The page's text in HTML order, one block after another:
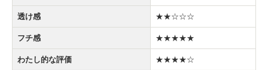
透け感 ★★☆☆☆
フチ感 ★★★★★
わたし的な評価 ★★★★☆